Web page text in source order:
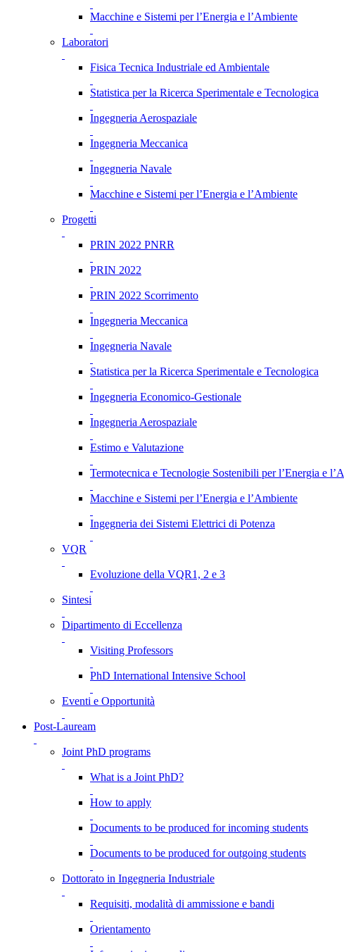
Macchine e Sistemi per l’Energia e l’Ambiente
Laboratori
Fisica Tecnica Industriale ed Ambientale
Statistica per la Ricerca Sperimentale e Tecnologica
Ingegneria Aerospaziale
Ingegneria Meccanica
Ingegneria Navale
Macchine e Sistemi per l’Energia e l’Ambiente
Progetti
PRIN 2022 PNRR
PRIN 2022
PRIN 2022 Scorrimento
Ingegneria Meccanica
Ingegneria Navale
Statistica per la Ricerca Sperimentale e Tecnologica
Ingegneria Economico-Gestionale
Ingegneria Aerospaziale
Estimo e Valutazione
Termotecnica e Tecnologie Sostenibili per l’Energia e
Macchine e Sistemi per l’Energia e l’Ambiente
Ingegneria dei Sistemi Elettrici di Potenza
VQR
Evoluzione della VQR1, 2 e 3
Sintesi
Dipartimento di Eccellenza
Visiting Professors
PhD International Intensive School
Eventi e Opportunità
Post-Lauream
Joint PhD programs
What is a Joint PhD?
How to apply
Documents to be produced for incoming students
Documents to be produced for outgoing students
Dottorato in Ingegneria Industriale
Requisiti, modalità di ammissione e bandi
Orientamento